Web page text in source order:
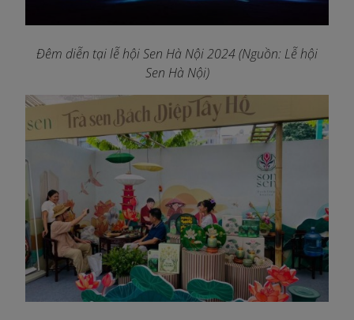
Đêm diễn tại lễ hội Sen Hà Nội 2024 (Nguồn: Lễ hội
Sen Hà Nội)